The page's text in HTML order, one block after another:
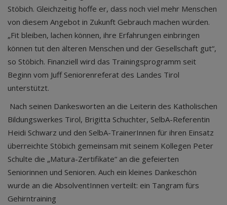
Stöbich. Gleichzeitig hoffe er, dass noch viel mehr Menschen
von diesem Angebot in Zukunft Gebrauch machen würden.
„Fit bleiben, lachen können, ihre Erfahrungen einbringen
können tut den älteren Menschen und der Gesellschaft gut“,
so Stöbich. Finanziell wird das Trainingsprogramm seit
Beginn vom Juff Seniorenreferat des Landes Tirol
unterstützt.
Nach seinen Dankesworten an die Leiterin des Katholischen
Bildungswerkes Tirol, Brigitta Schuchter, SelbA-Referentin
Heidi Schwarz und den SelbA-TrainerInnen für ihren Einsatz
überreichte Stöbich gemeinsam mit seinem Kollegen Peter
Schulte die „Matura-Zertifikate“ an die gefeierten
Seniorinnen und Senioren. Auch ein kleines Dankeschön
wurde an die AbsolventInnen verteilt: ein Tangram fürs
Gehirntraining